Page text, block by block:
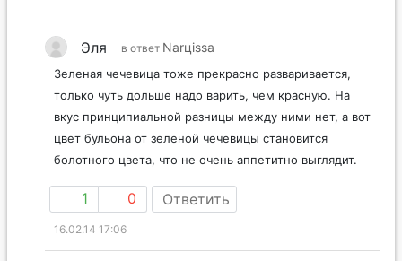
Эля в ответ Narцissa
Зеленая чечевица тоже прекрасно разваривается,
только чуть дольше надо варить, чем красную. На
вкус принципиальной разницы между ними нет, а вот
цвет бульона от зеленой чечевицы становится
болотного цвета, что не очень аппетитно выглядит.
1 0 Ответить
16.02.14 17:06